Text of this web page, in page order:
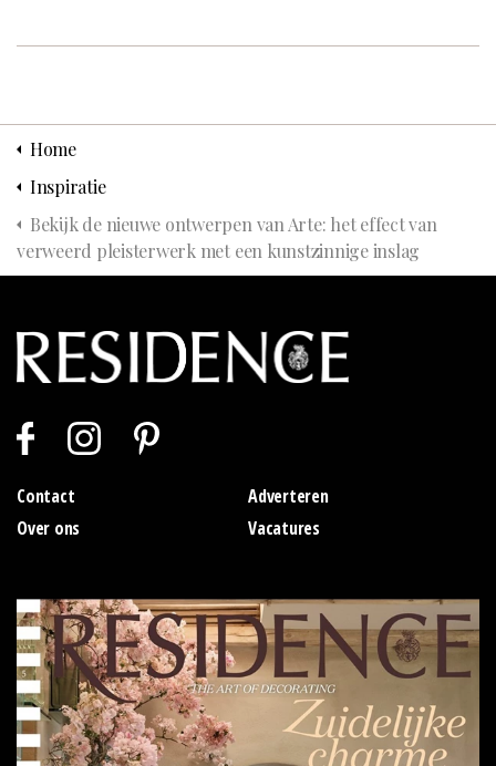
Home
Inspiratie
Bekijk de nieuwe ontwerpen van Arte: het effect van
verweerd pleisterwerk met een kunstzinnige inslag
Contact
Adverteren
Over ons
Vacatures